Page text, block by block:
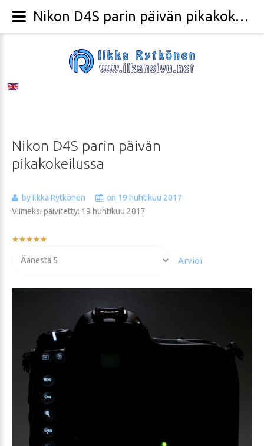
Nikon D4S parin päivän
pikakokeilussa
by Ilkka Rytkönen
on 19 huhtikuu 2017
Viimeksi päivitetty: 19 huhtikuu 2017
Käyttäjän
arvioida
Nikon D4S parin päivän pikakokeilussa - Valokuvaaja Ilkka Rytkönen